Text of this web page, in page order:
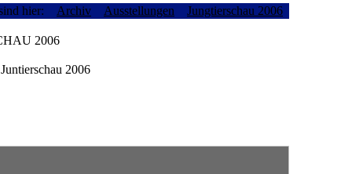
hier: Archiv Ausstellungen Jungtierschau 2006
2006
2006